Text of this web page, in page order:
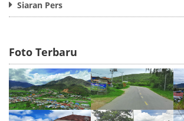
Siaran Pers
Foto Terbaru